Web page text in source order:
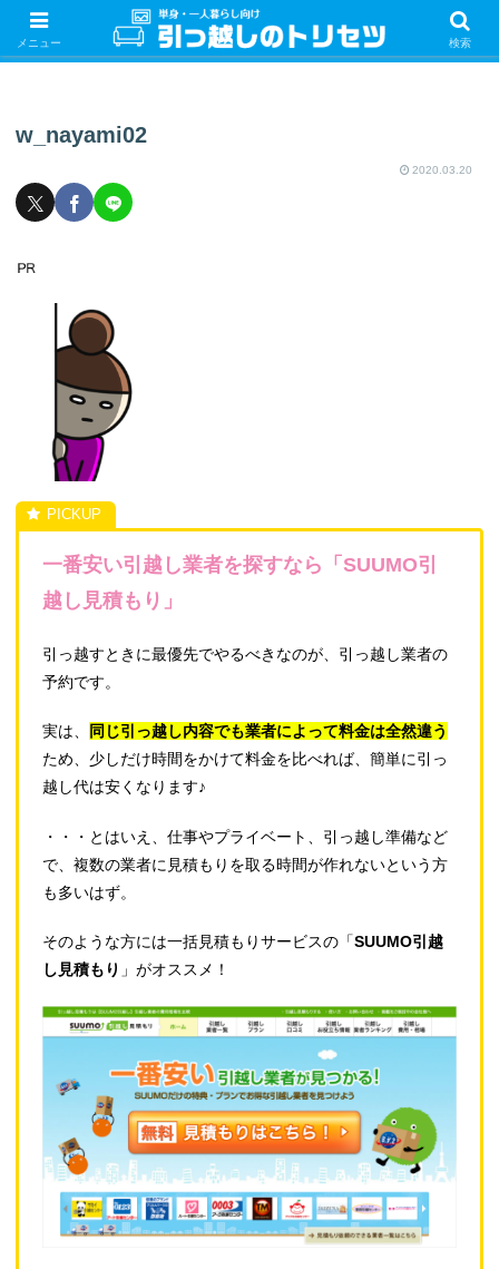
単身・一人暮らしの引っ越しをするときの手続き・やることを紹介！サクッと
引っ越しをしましょう♪
w_nayami02
2020.03.20
一番安い引越し業者を探すなら「SUUMO引
越し見積もり」
引っ越すときに最優先でやるべきなのが、引っ越し業者の
予約です。
実は、
同じ引っ越し内容でも業者によって料金は全然違う
ため、少しだけ時間をかけて料金を比べれば、簡単に引っ
越し代は安くなります♪
・・・とはいえ、仕事やプライベート、引っ越し準備など
で、複数の業者に見積もりを取る時間が作れないという方
も多いはず。
そのような方には一括見積もりサービスの「SUUMO引越
し見積もり 」がオススメ！
メニュー 検索